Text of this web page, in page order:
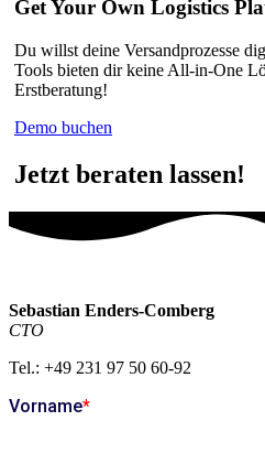
Get Your Own Logistics
Du willst deine Versandprozesse
Tools bieten dir keine All-in-One
Erstberatung!
Demo buchen
Jetzt beraten lassen!
Sebastian Enders-Comberg
CTO
Tel.: +49 231 97 50 60-92